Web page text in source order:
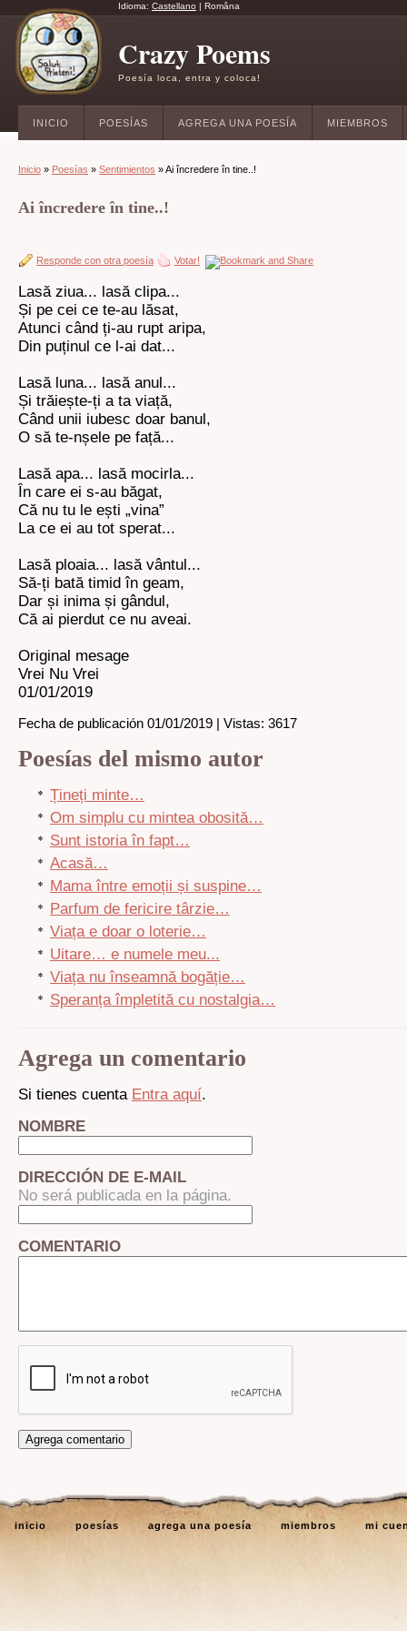
Idioma: Castellano | Româna
Crazy Poems
Poesía loca, entra y coloca!
INICIO POESÍAS AGREGA UNA POESÍA MIEMBROS
Inicio » Poesías » Sentimientos » Ai încredere în tine..!
Ai încredere în tine..!
Responde con otra poesía Votar!
Lasă ziua... lasă clipa...
Și pe cei ce te-au lăsat,
Atunci când ți-au rupt aripa,
Din puținul ce l-ai dat...
Lasă luna... lasă anul...
Și trăiește-ți a ta viață,
Când unii iubesc doar banul,
O să te-nșele pe față...
Lasă apa... lasă mocirla...
În care ei s-au băgat,
Că nu tu le ești „vina”
La ce ei au tot sperat...
Lasă ploaia... lasă vântul...
Să-ți bată timid în geam,
Dar și inima și gândul,
Că ai pierdut ce nu aveai.
Original mesage
Vrei Nu Vrei
01/01/2019
Fecha de publicación 01/01/2019 | Vistas: 3617
Poesías del mismo autor
Țineți minte…
Om simplu cu mintea obosită…
Sunt istoria în fapt…
Acasă…
Mama între emoții și suspine…
Parfum de fericire târzie…
Viața e doar o loterie…
Uitare… e numele meu...
Viața nu înseamnă bogăție…
Speranța împletită cu nostalgia…
Agrega un comentario
Si tienes cuenta Entra aquí.
NOMBRE
DIRECCIÓN DE E-MAIL
No será publicada en la página.
COMENTARIO
inicio poesías agrega una poesía miembros mi